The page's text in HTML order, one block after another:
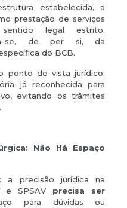
estabelecida, a
prestação de serviços
legal estrito.
se, de per si, da
do BCB.
ponto de vista jurídico:
já reconhecida para
evitando os trâmites
Não Há Espaço
precisão jurídica na
e SPSAV precisa ser
para dúvidas ou